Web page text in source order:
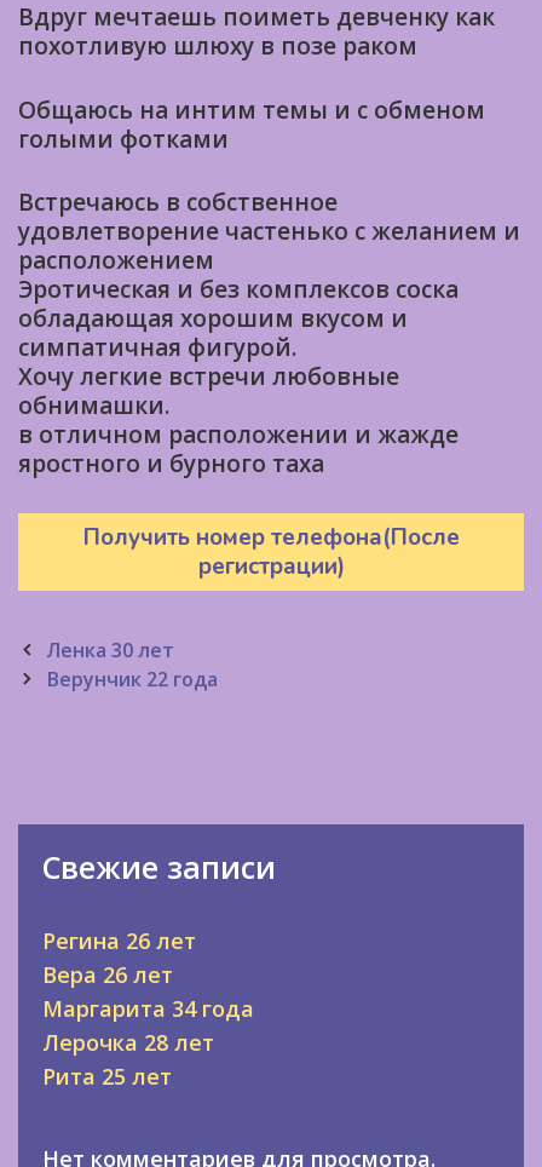
Вдруг мечтаешь поиметь девченку как
похотливую шлюху в позе раком
Общаюсь на интим темы и с обменом
голыми фотками
Встречаюсь в собственное
удовлетворение частенько с желанием и
расположением
Эротическая и без комплексов соска
обладающая хорошим вкусом и
симпатичная фигурой.
Хочу легкие встречи любовные
обнимашки.
в отличном расположении и жажде
яростного и бурного таха
Получить номер телефона(После
регистрации)
Post
navigation
Ленка 30 лет
Верунчик 22 года
Свежие записи
Регина 26 лет
Вера 26 лет
Маргарита 34 года
Лерочка 28 лет
Рита 25 лет
Нет комментариев для просмотра.